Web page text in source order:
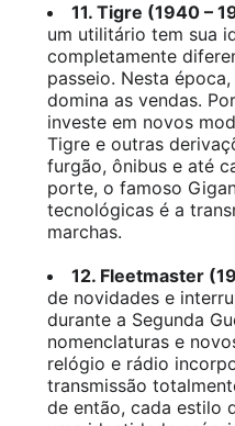
11. Tigre (1940 –
um utilitário tem sua
completamente
passeio. Nesta
domina as vendas.
investe em novos
Tigre e outras
furgão, ônibus e até
porte, o famoso
tecnológicas é a
marchas.
12. Fleetmaster
de novidades e
durante a Segunda
nomenclaturas e
relógio e rádio
transmissão
de então, cada estilo